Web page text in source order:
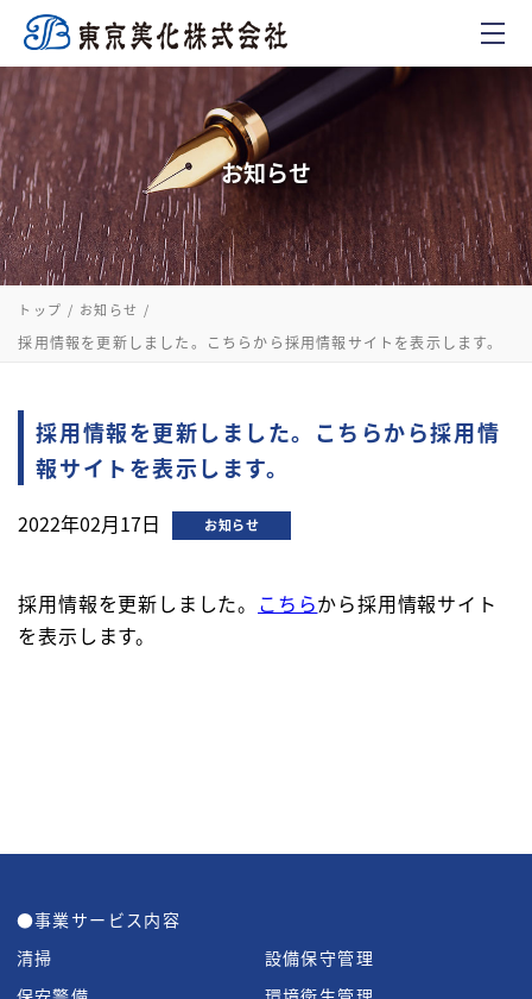
お知らせ
トップ お知らせ
採用情報を更新しました。こちらから採用情報サイトを表示します。
採用情報を更新しました。こちらから採用情
報サイトを表示します。
2022年02月17日 お知らせ
採用情報を更新しました。 こちらから採用情報サイト
を表示します。
●事業サービス内容
清掃
設備保守管理